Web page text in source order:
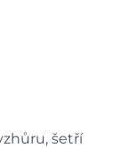
šetří